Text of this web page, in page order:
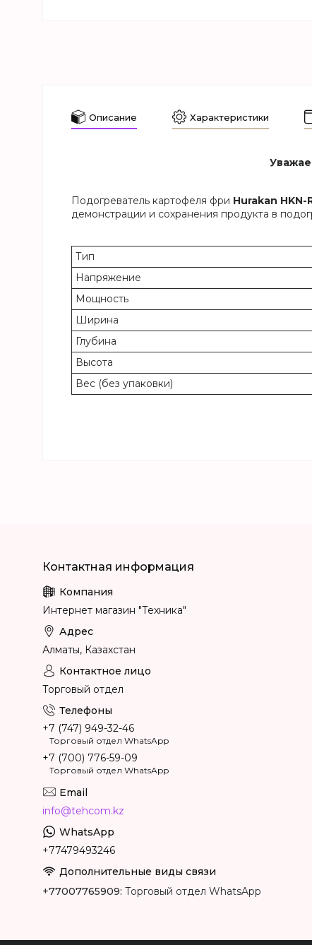
Описание Характеристики
Подогреватель картофеля фри Hurakan HKN-
демонстрации и сохранения продукта в
Тип
Напряжение
Мощность
Ширина
Глубина
Высота
Вес (без упаковки)
Интернет магазин "Техника"
Алматы, Казахстан
Торговый отдел
+7 (747) 949-32-46
Торговый отдел WhatsApp
+7 (700) 776-59-09
Торговый отдел WhatsApp
info@tehcom.kz
+77479493246
+77007765909 Торговый отдел WhatsApp